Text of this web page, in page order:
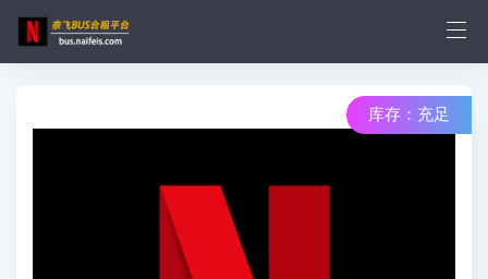
库存：16
库存：充足